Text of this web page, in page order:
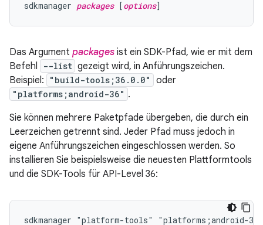
sdkmanager packages [options
Das Argument packages ist ein SDK-Pfad, wie er mit dem
Befehl
--list gezeigt wird, in Anführungszeichen.
Beispiel:
"build-tools;36.0.0" oder
"platforms;android-36" .
Sie können mehrere Paketpfade übergeben, die durch ein
Leerzeichen getrennt sind. Jeder Pfad muss jedoch in
eigene Anführungszeichen eingeschlossen werden. So
installieren Sie beispielsweise die neuesten Plattformtools
und die SDK-Tools für API-Level 36: